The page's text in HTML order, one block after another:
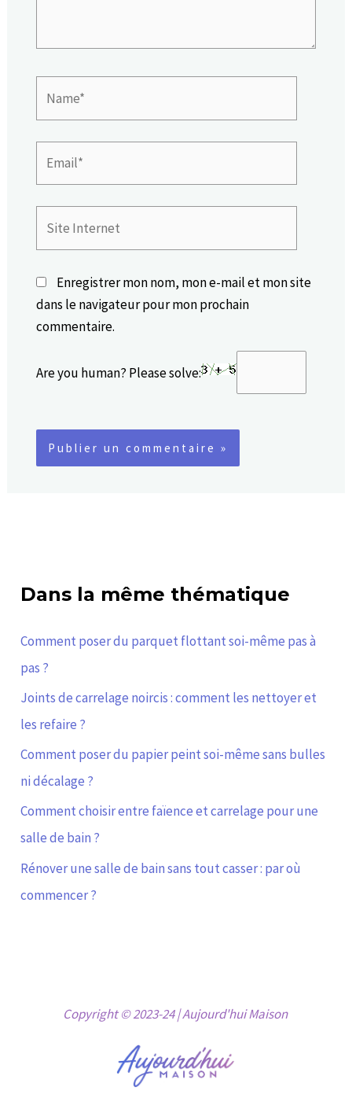
Internet
Enregistrer mon nom, mon e-mail et mon site
dans le navigateur pour mon prochain
commentaire.
Are you human? Please solve:
Dans la même thématique
Comment poser du parquet flottant soi-même pas à
pas ?
Joints de carrelage noircis : comment les nettoyer et
les refaire ?
Comment poser du papier peint soi-même sans bulles
ni décalage ?
Comment choisir entre faïence et carrelage pour une
salle de bain ?
Rénover une salle de bain sans tout casser : par où
commencer ?
Copyright © 2023-24 | Aujourd'hui Maison